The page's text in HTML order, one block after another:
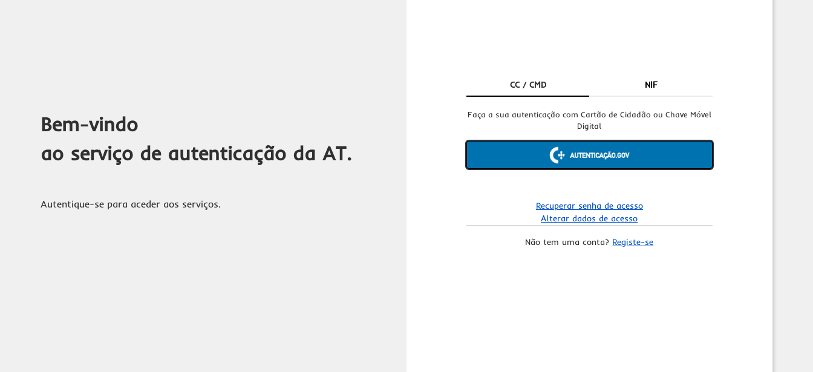
Bem-vindo
ao serviço de autenticação da AT.
Autentique-se para aceder aos serviços.
CC / CMD NIF
Faça a sua autenticação com Cartão de Cidadão ou Chave Móvel
Digital
Recuperar senha de acesso
Alterar dados de acesso
Não tem uma conta? Registe-se